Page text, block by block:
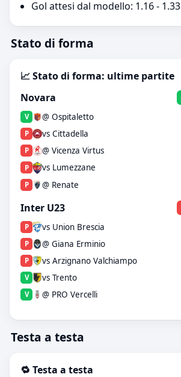
Gol attesi dal modello: 1.16 - 1.33
Stato di forma
📈 Stato di forma: ultime partite
Novara
V @ Ospitaletto
P vs Cittadella
P @ Vicenza Virtus
P vs Lumezzane
P @ Renate
Inter U23
P vs Union Brescia
P @ Giana Erminio
P vs Arzignano Valchiampo
V vs Trento
V @ PRO Vercelli
Testa a testa
🔁 Testa a testa